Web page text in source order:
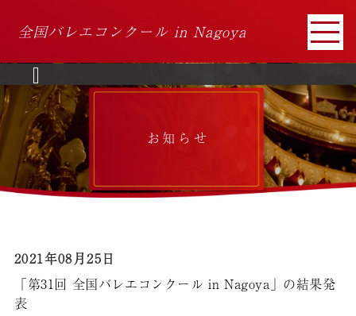
全国バレエコンクール in Nagoya
お知らせ
2021年08月25日
「第31回 全国バレエコンクール in Nagoya」の結果発
表